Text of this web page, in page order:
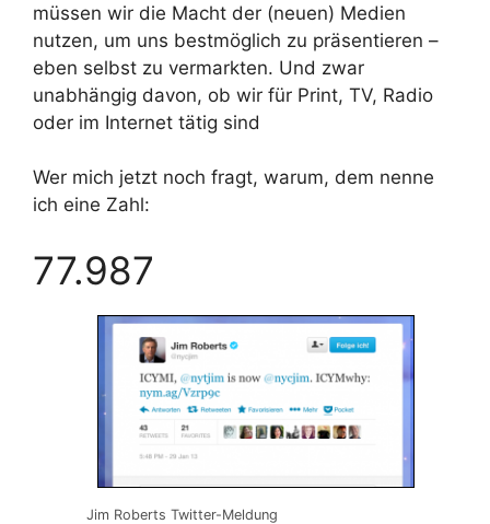
müssen wir die Macht der (neuen) Medien
nutzen, um uns bestmöglich zu präsentieren –
eben selbst zu vermarkten. Und zwar
unabhängig davon, ob wir für Print, TV, Radio
oder im Internet tätig sind
Wer mich jetzt noch fragt, warum, dem nenne
ich eine Zahl:
77.987
Jim Roberts Twitter-Meldung